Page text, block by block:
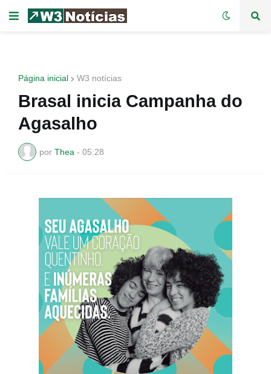
Página inicial W3 notícias
Brasal inicia Campanha do
Agasalho
por Thea - 05:28